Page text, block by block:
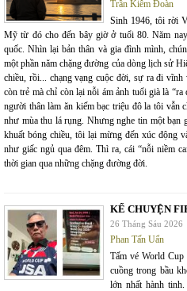
Trần Kiêm Đoàn
Sinh 1946, tôi rời
Mỹ từ đó cho đến bây giờ ở tuổi 80. Năm
quốc. Nhìn lại bản thân và gia đình mình,
một phần năm chặng đường của dòng lịch sử
chiều, rồi... chạng vạng cuộc đời, sự ra đi
còn trẻ mà chỉ còn lại nỗi ám ảnh tuổi già là
người thân làm ăn kiếm bạc triệu đô la tôi vẫn
như mùa thu lá rụng. Nhưng nghe tin một bạn
khuất bóng chiều, tôi lại mừng đến xúc động
như giấc ngủ qua đêm. Thì ra, cái “nỗi niềm
thời gian qua những chặng đường đời.
KỂ CHUYỆN
26 Tháng Sáu 2026
Phan Tấn Uẩn
Tấm vé World Cup
cuồng trong bầu
lớn nhất hành